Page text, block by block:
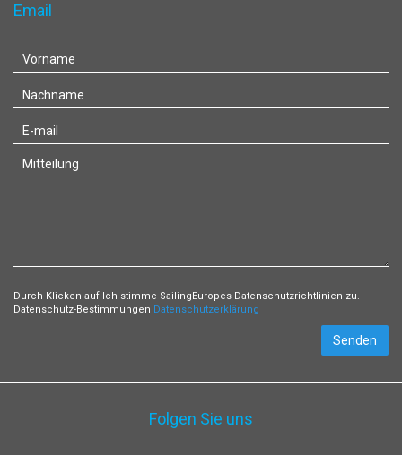
Email
Durch Klicken auf Ich stimme SailingEuropes Datenschutzrichtlinien zu.
Datenschutz-Bestimmungen Datenschutzerklärung
Senden
Folgen Sie uns